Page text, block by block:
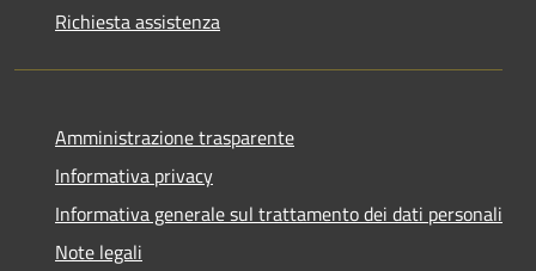
Richiesta assistenza
Amministrazione trasparente
Informativa privacy
Informativa generale sul trattamento dei dati personali
Note legali